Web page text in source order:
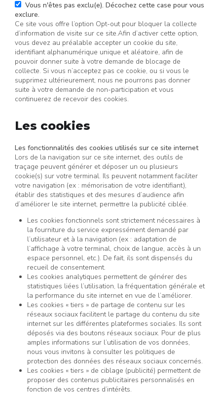
Vous n'êtes pas exclu(e). Décochez cette case pour vous
exclure.
Ce site vous offre l’option Opt-out pour bloquer la collecte
d’information de visite sur ce site.Afin d’activer cette option,
vous devez au préalable accepter un cookie du site,
identifiant alphanumérique unique et aléatoire, afin de
pouvoir donner suite à votre demande de blocage de
collecte. Si vous n’acceptez pas ce cookie, ou si vous le
supprimez ultérieurement, nous ne pourrons pas donner
suite à votre demande de non-participation et vous
continuerez de recevoir des cookies.
Les cookies
Les fonctionnalités des cookies utilisés sur ce site internet
Lors de la navigation sur ce site internet, des outils de
traçage peuvent générer et déposer un ou plusieurs
cookie(s) sur votre terminal. Ils peuvent notamment faciliter
votre navigation (ex : mémorisation de votre identifiant),
établir des statistiques et des mesures d’audience afin
d’améliorer le site internet, permettre la publicité ciblée.
Les cookies fonctionnels sont strictement nécessaires à
la fourniture du service expressément demandé par
l’utilisateur et à la navigation (ex : adaptation de
l’affichage à votre terminal, choix de langue, accès à un
espace personnel, etc.). De fait, ils sont dispensés du
recueil de consentement.
Les cookies analytiques permettent de générer des
statistiques liées l’utilisation, la fréquentation générale et
la performance du site internet en vue de l’améliorer.
Les cookies « tiers » de partage de contenu sur les
réseaux sociaux facilitent le partage du contenu du site
internet sur les différentes plateformes sociales. Ils sont
déposés via des boutons réseaux sociaux. Pour de plus
amples informations sur l’utilisation de vos données,
nous vous invitons à consulter les politiques de
protection des données des réseaux sociaux concernés.
Les cookies « tiers » de ciblage (publicité) permettent de
proposer des contenus publicitaires personnalisés en
fonction de vos centres d’intérêts.